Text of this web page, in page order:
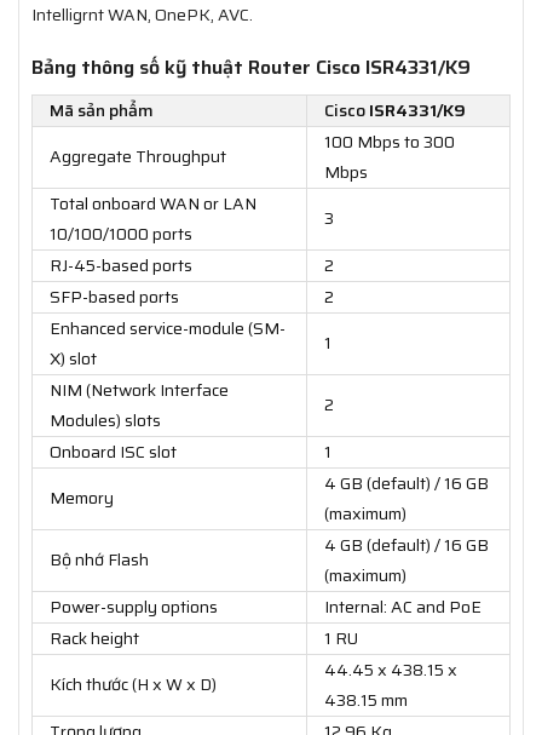
Intelligrnt WAN, OnePK, AVC.
Bảng thông số kỹ thuật Router Cisco ISR4331/K9
Mã sản phẩm CiscoISR4331/K9
Aggregate Throughput
100 Mbps to 300
Mbps
Total onboard WAN or LAN
10/100/1000 ports
3
RJ-45-based ports
2
SFP-based ports
2
Enhanced service-module (SM-
X) slot
1
NIM (Network Interface
Modules) slots
2
Onboard ISC slot
1
Memory
4 GB (default) / 16 GB
(maximum)
Bộ nhớ Flash
4 GB (default) / 16 GB
(maximum)
Power-supply options
Internal: AC and PoE
Rack height
1 RU
Kích thước (H x W x D)
44.45 x 438.15 x
438.15 mm